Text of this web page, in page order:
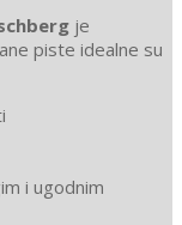
je
piste idealne su
i ugodnim